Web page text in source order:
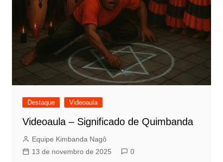
Destaque Videoaula
Videoaula – Significado de Quimbanda
Equipe Kimbanda Nagô
13 de novembro de 2025
0